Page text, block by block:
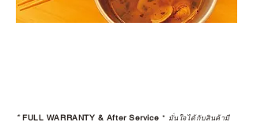
*FULL WARRANTY & After Service * มั่นใจได้กับสินค้ามี